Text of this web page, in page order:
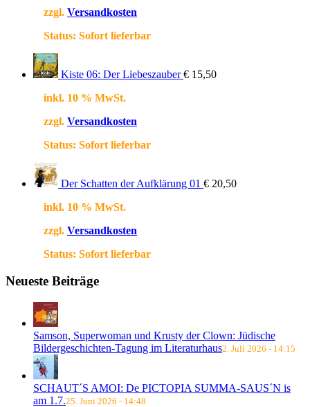
zzgl. Versandkosten
Status: Sofort lieferbar
Kiste 06: Der Liebeszauber € 15,50
inkl. 10 % MwSt.
zzgl. Versandkosten
Status: Sofort lieferbar
Der Schatten der Aufklärung 01 € 20,50
inkl. 10 % MwSt.
zzgl. Versandkosten
Status: Sofort lieferbar
Neueste Beiträge
Samson, Superwoman und Krusty der Clown: Jüdische
Bildergeschichten-Tagung im Literaturhaus2. Juli 2026 - 14:15
SCHAUT´S AMOI: De PICTOPIA SUMMA-SAUS´N is
am 1.7.25. Juni 2026 - 14:48